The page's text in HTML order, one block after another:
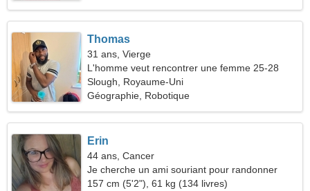
Thomas
31 ans, Vierge
L'homme veut rencontrer une femme 25-28
Slough, Royaume-Uni
Géographie, Robotique
Erin
44 ans, Cancer
Je cherche un ami souriant pour randonner
ensemble
157 cm (5'2"), 61 kg (134 livres)